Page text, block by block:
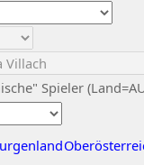
Spieler